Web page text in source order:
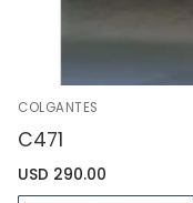
COLGANTES
C471
USD 290.00